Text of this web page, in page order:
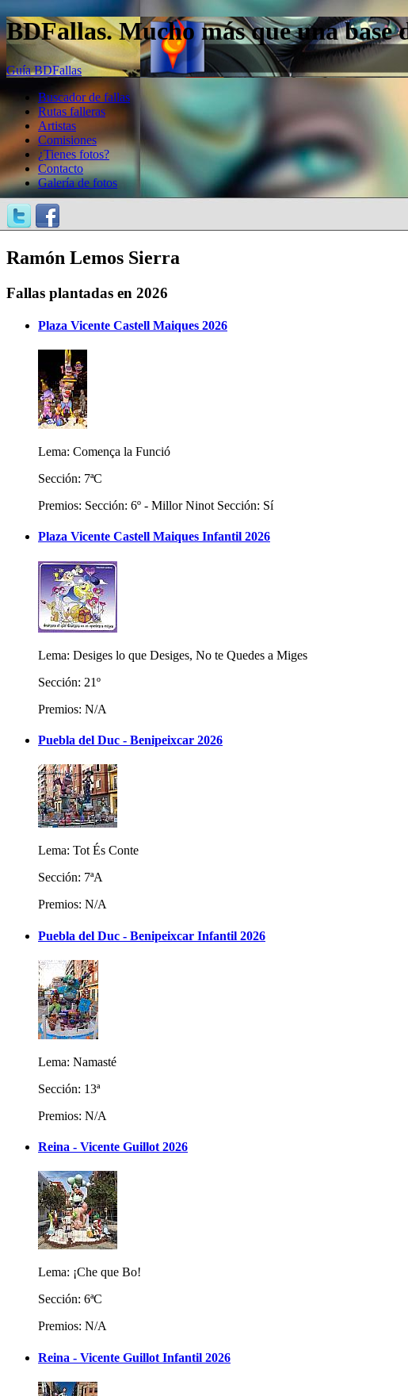
BDFallas. Mucho más que una base
Guía BDFallas
Buscador de fallas
Rutas falleras
Artistas
Comisiones
¿Tienes fotos?
Contacto
Galería de fotos
Ramón Lemos Sierra
Fallas plantadas en 2026
Plaza Vicente Castell Maiques 2026
Lema: Comença la Funció
Sección: 7ªC
Premios: Sección: 6º - Millor Ninot Sección: Sí
Plaza Vicente Castell Maiques Infantil 2026
Lema: Desiges lo que Desiges, No te Quedes a Miges
Sección: 21º
Premios: N/A
Puebla del Duc - Benipeixcar 2026
Lema: Tot És Conte
Sección: 7ªA
Premios: N/A
Puebla del Duc - Benipeixcar Infantil 2026
Lema: Namasté
Sección: 13ª
Premios: N/A
Reina - Vicente Guillot 2026
Lema: ¡Che que Bo!
Sección: 6ªC
Premios: N/A
Reina - Vicente Guillot Infantil 2026